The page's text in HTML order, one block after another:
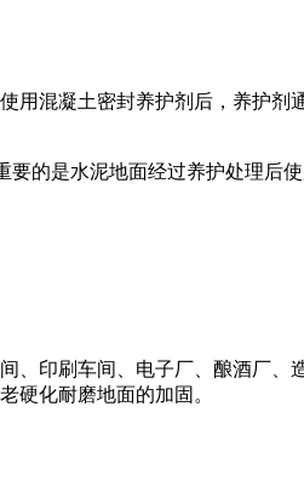
用混凝土密封养护剂后，养护剂
的是水泥地面经过养护处理后
、印刷车间、电子厂、酿酒厂、
硬化耐磨地面的加固。